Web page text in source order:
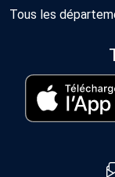
Tous les